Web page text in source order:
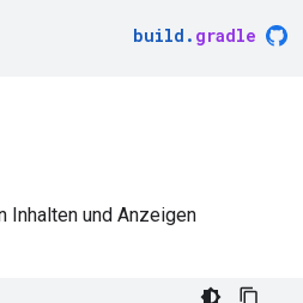
build . gradle
Inhalten und Anzeigen